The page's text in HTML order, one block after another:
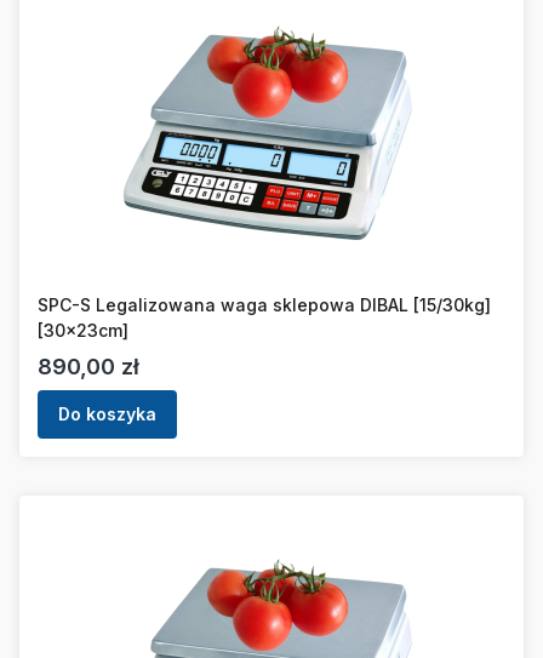
SPC-S Legalizowana waga sklepowa DIBAL [15/30kg]
[30x23cm]
Cena
890,00 zł
Do koszyka